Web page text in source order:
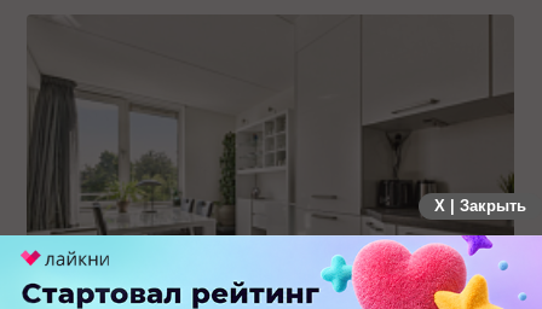
19 заявок за месяц: как производитель кухонь на заказ
протестировал Авито Рекламу в Самаре
X | Закрыть